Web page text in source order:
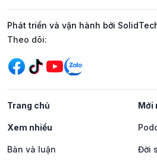
Phát triển và vận hành bởi
Mạng xã hội
Theo dõi:
Trang chủ Mới
Xem nhiều
Bàn và luận Đời